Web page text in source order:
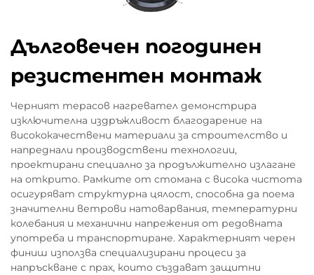
Дълговечен погодинен
резистентен монтаж
Черният терасов нагревател демонстрира
изключителна издръжливост благодарение на
висококачествени материали за строителство и
напреднали производствени технологии,
проектирани специално за продължително излагане
на открито. Рамките от стомана с висока чистота
осигуряват структурна цялост, способна да поема
значителни ветрови натоварвания, температурни
колебания и механични напрежения от редовната
употреба и транспортиране. Характерният черен
финиш използва специализирани процеси за
напръскване с прах, които създават защитни